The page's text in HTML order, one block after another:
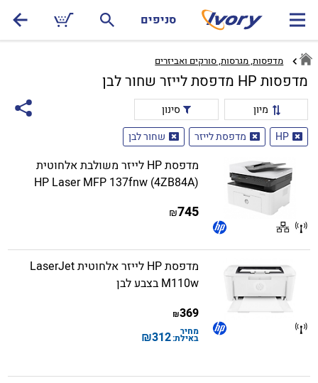
סניפים
מדפסות, מגרסות, סורקים ואביזרים
מדפסות HP מדפסת לייזר שחור לבן
מיון
סינון
HP
מדפסת לייזר שחור לבן
מדפסת HP לייזר משולבת אלחוטית
HP Laser MFP 137fnw (4ZB84A)
745
₪
מדפסת HP לייזר אלחוטית LaserJet
M110w בצבע לבן
369
₪
מחיר
באילת:312
₪